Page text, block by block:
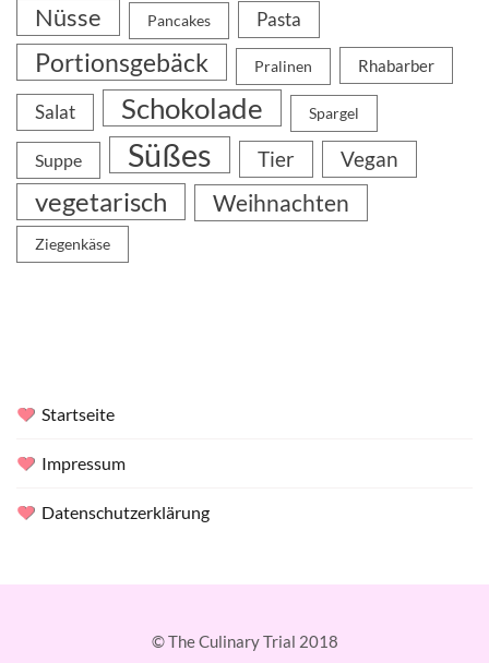
Nüsse Pancakes Pasta
Portionsgebäck Pralinen Rhabarber
Salat Schokolade Spargel
Suppe Süßes Tier Vegan
vegetarisch Weihnachten
Ziegenkäse
Startseite
Impressum
Datenschutzerklärung
© The Culinary Trial 2018